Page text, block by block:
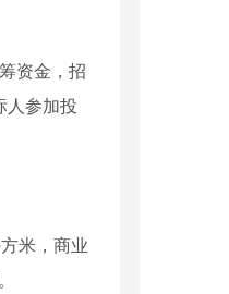
资金，招
人参加投
米，商业